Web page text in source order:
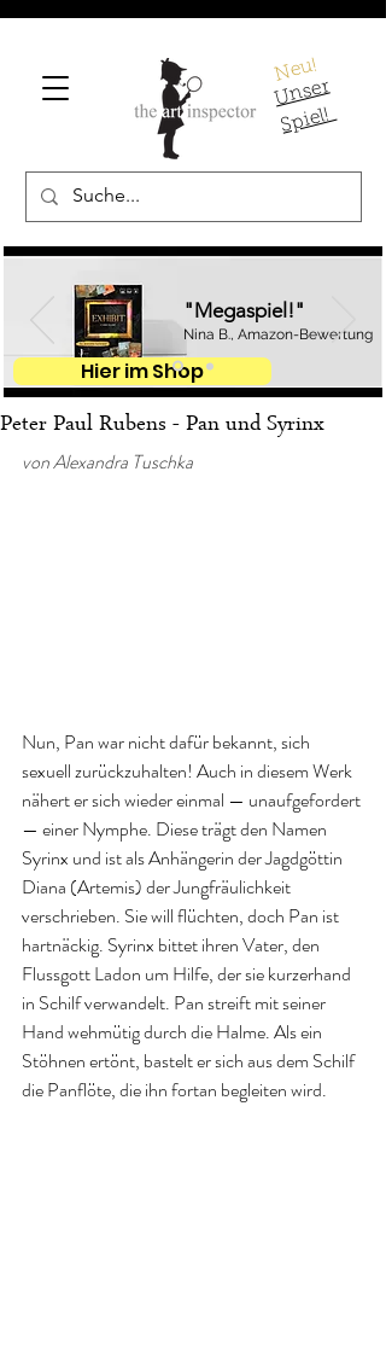
Neu!
U
ns
er
S
pi
el!
"Megaspiel!"
Nina B., Amazon-Bewertung
Hier im Shop
Peter Paul Rubens - Pan und Syrinx
von Alexandra Tuschka
Nun, Pan war nicht dafür bekannt, sich
sexuell zurückzuhalten! Auch in diesem Werk
nähert er sich wieder einmal — unaufgefordert
— einer Nymphe. Diese trägt den Namen
Syrinx und ist als Anhängerin der Jagdgöttin
Diana (Artemis) der Jungfräulichkeit
verschrieben. Sie will flüchten, doch Pan ist
hartnäckig. Syrinx bittet ihren Vater, den
Flussgott Ladon um Hilfe, der sie kurzerhand
in Schilf verwandelt. Pan streift mit seiner
Hand wehmütig durch die Halme. Als ein
Stöhnen ertönt, bastelt er sich aus dem Schilf
die Panflöte, die ihn fortan begleiten wird.